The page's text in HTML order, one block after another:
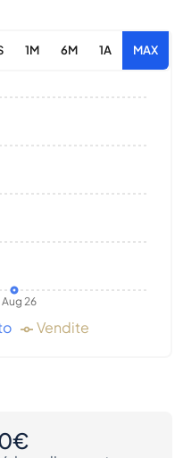
1M 6M 1A MAX
Aug 26
Vendite